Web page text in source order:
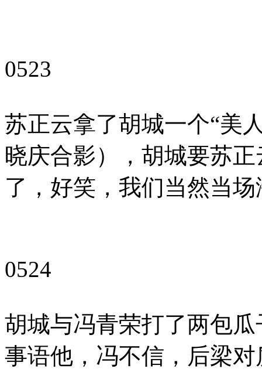
0523
苏正云拿了胡城一个“美
晓庆合影），胡城要苏
了，好笑，我们当然当
0524
胡城与冯青荣打了两包
事语他，冯不信，后梁